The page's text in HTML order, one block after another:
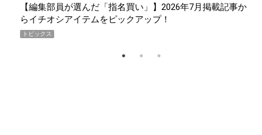
「買って損なし」の極上スマホ5選【GoodsPress 2026上半
期AWARD】
トピックス